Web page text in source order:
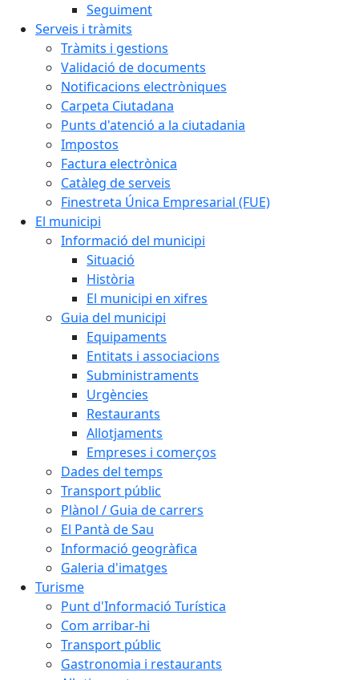
Seguiment
Serveis i tràmits
Tràmits i gestions
Validació de documents
Notificacions electròniques
Carpeta Ciutadana
Punts d'atenció a la ciutadania
Impostos
Factura electrònica
Catàleg de serveis
Finestreta Única Empresarial (FUE)
El municipi
Informació del municipi
Situació
Història
El municipi en xifres
Guia del municipi
Equipaments
Entitats i associacions
Subministraments
Urgències
Restaurants
Allotjaments
Empreses i comerços
Dades del temps
Transport públic
Plànol / Guia de carrers
El Pantà de Sau
Informació geogràfica
Galeria d'imatges
Turisme
Punt d'Informació Turística
Com arribar-hi
Transport públic
Gastronomia i restaurants